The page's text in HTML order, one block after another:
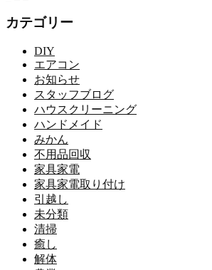
カテゴリー
DIY
エアコン
お知らせ
スタッフブログ
ハウスクリーニング
ハンドメイド
みかん
不用品回収
家具家電
家具家電取り付け
引越し
未分類
清掃
癒し
解体